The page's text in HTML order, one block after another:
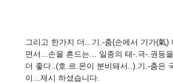
그리고 한가지 더...기.-춤(손에서 기가(氣)
면서...손을 흔드는... 일종의 태-.극-.권등
더 좋다..(호.르.몬이 분비돼서..).기.-춤은
이...제시 하셨습니다.